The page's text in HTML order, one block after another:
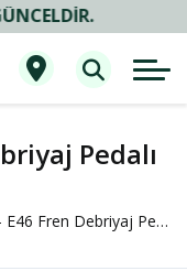
Pedalı
BMW E36 - E46 Fren Debriyaj Pedalı (1158660)